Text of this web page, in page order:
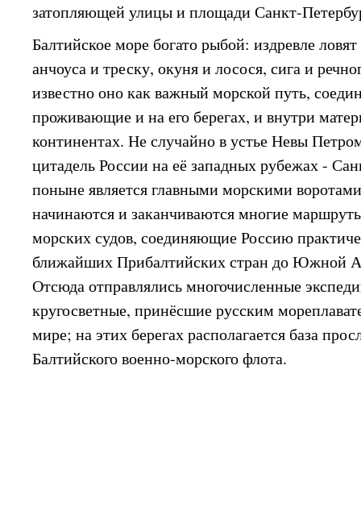
затопляющей улицы и площади Санкт-
Балтийское море богато рыбой: издревле
анчоуса и треску, окуня и лосося, сига и
известно оно как важный морской путь,
проживающие и на его берегах, и внутри
континентах. Не случайно в устье Невы
цитадель России на её западных рубежах -
поныне является главными морскими
начинаются и заканчиваются многие
морских судов, соединяющие Россию
ближайших Прибалтийских стран до Южной
Отсюда отправлялись многочисленные
кругосветные, принёсшие русским
мире; на этих берегах располагается база
Балтийского военно-морского флота.